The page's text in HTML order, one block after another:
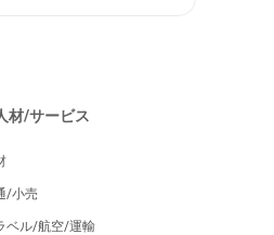
材/サービス
/小売
ベル/航空/運輸